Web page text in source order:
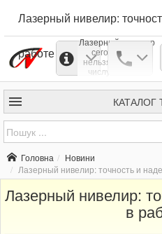
Лазерный нивелир:
работе
Лазерный нивелир
сегодня еще
нельзя отнести к
числу массово
распространенных.
Многие строители
по старинке
пользуются
обычным водяным
отвесом. Но в
преимущества
лазерного
нивелира
КАТАЛОГ
Головна
Новини
Лазерный нивелир: точность и
Лазерный нивелир:
в